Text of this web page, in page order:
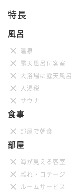
特長
風呂
温泉
露天風呂付客室
大浴場に露天風呂
入湯税
サウナ
食事
部屋で朝食
部屋
海が見える客室
離れ・コテージ
ルームサービス